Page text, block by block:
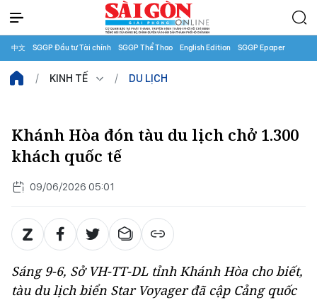
中文 SGGP Đầu tư Tài chính SGGP Thể Thao English Edition SGGP Epaper
KINH TẾ DU LỊCH
Khánh Hòa đón tàu du lịch chở 1.300
khách quốc tế
09/06/2026 05:01
Sáng 9-6, Sở VH-TT-DL tỉnh Khánh Hòa cho biết,
tàu du lịch biển Star Voyager đã cập Cảng quốc